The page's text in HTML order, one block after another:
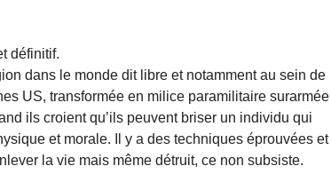
définitif.
dans le monde dit libre et notamment au sein de
US, transformée en milice paramilitaire surarmée
ils croient qu’ils peuvent briser un individu qui
et morale. Il y a des techniques éprouvées et
la vie mais même détruit, ce non subsiste.